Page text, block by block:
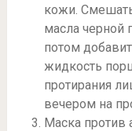
кожи.
масла черной
потом
жидкость
протирания
вечером на
Маска против